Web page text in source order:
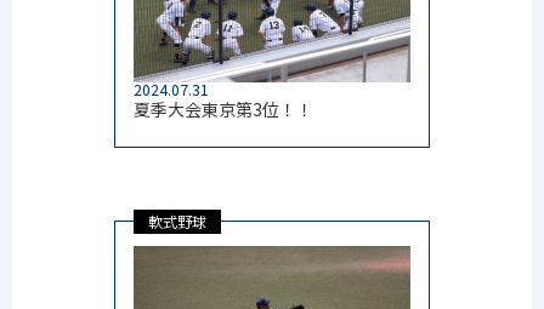
2024.07.31
夏季大会東京第3位！！
軟式野球